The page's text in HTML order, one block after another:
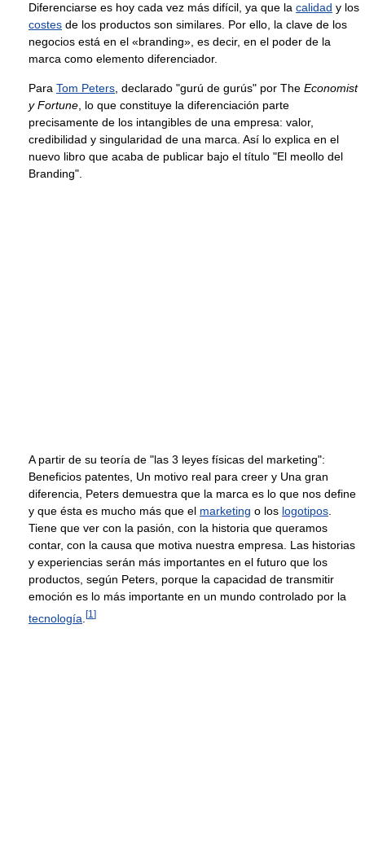
Diferenciarse es hoy cada vez más difícil, ya que la calidad y los
costes de los productos son similares. Por ello, la clave de los
negocios está en el «branding», es decir, en el poder de la
marca como elemento diferenciador.
Para Tom Peters , declarado "gurú de gurús" por The Economist
y Fortune , lo que constituye la diferenciación parte
precisamente de los intangibles de una empresa: valor,
credibilidad y singularidad de una marca. Así lo explica en el
nuevo libro que acaba de publicar bajo el título "El meollo del
Branding".
A partir de su teoría de "las 3 leyes físicas del marketing":
Beneficios patentes, Un motivo real para creer y Una gran
diferencia, Peters demuestra que la marca es lo que nos define
y que ésta es mucho más que el marketing o los logotipos
Tiene que ver con la pasión, con la historia que queramos
contar, con la causa que motiva nuestra empresa. Las historias
y experiencias serán más importantes en el futuro que los
productos, según Peters, porque la capacidad de transmitir
emoción es lo más importante en un mundo controlado por la
tecnología [1 ]